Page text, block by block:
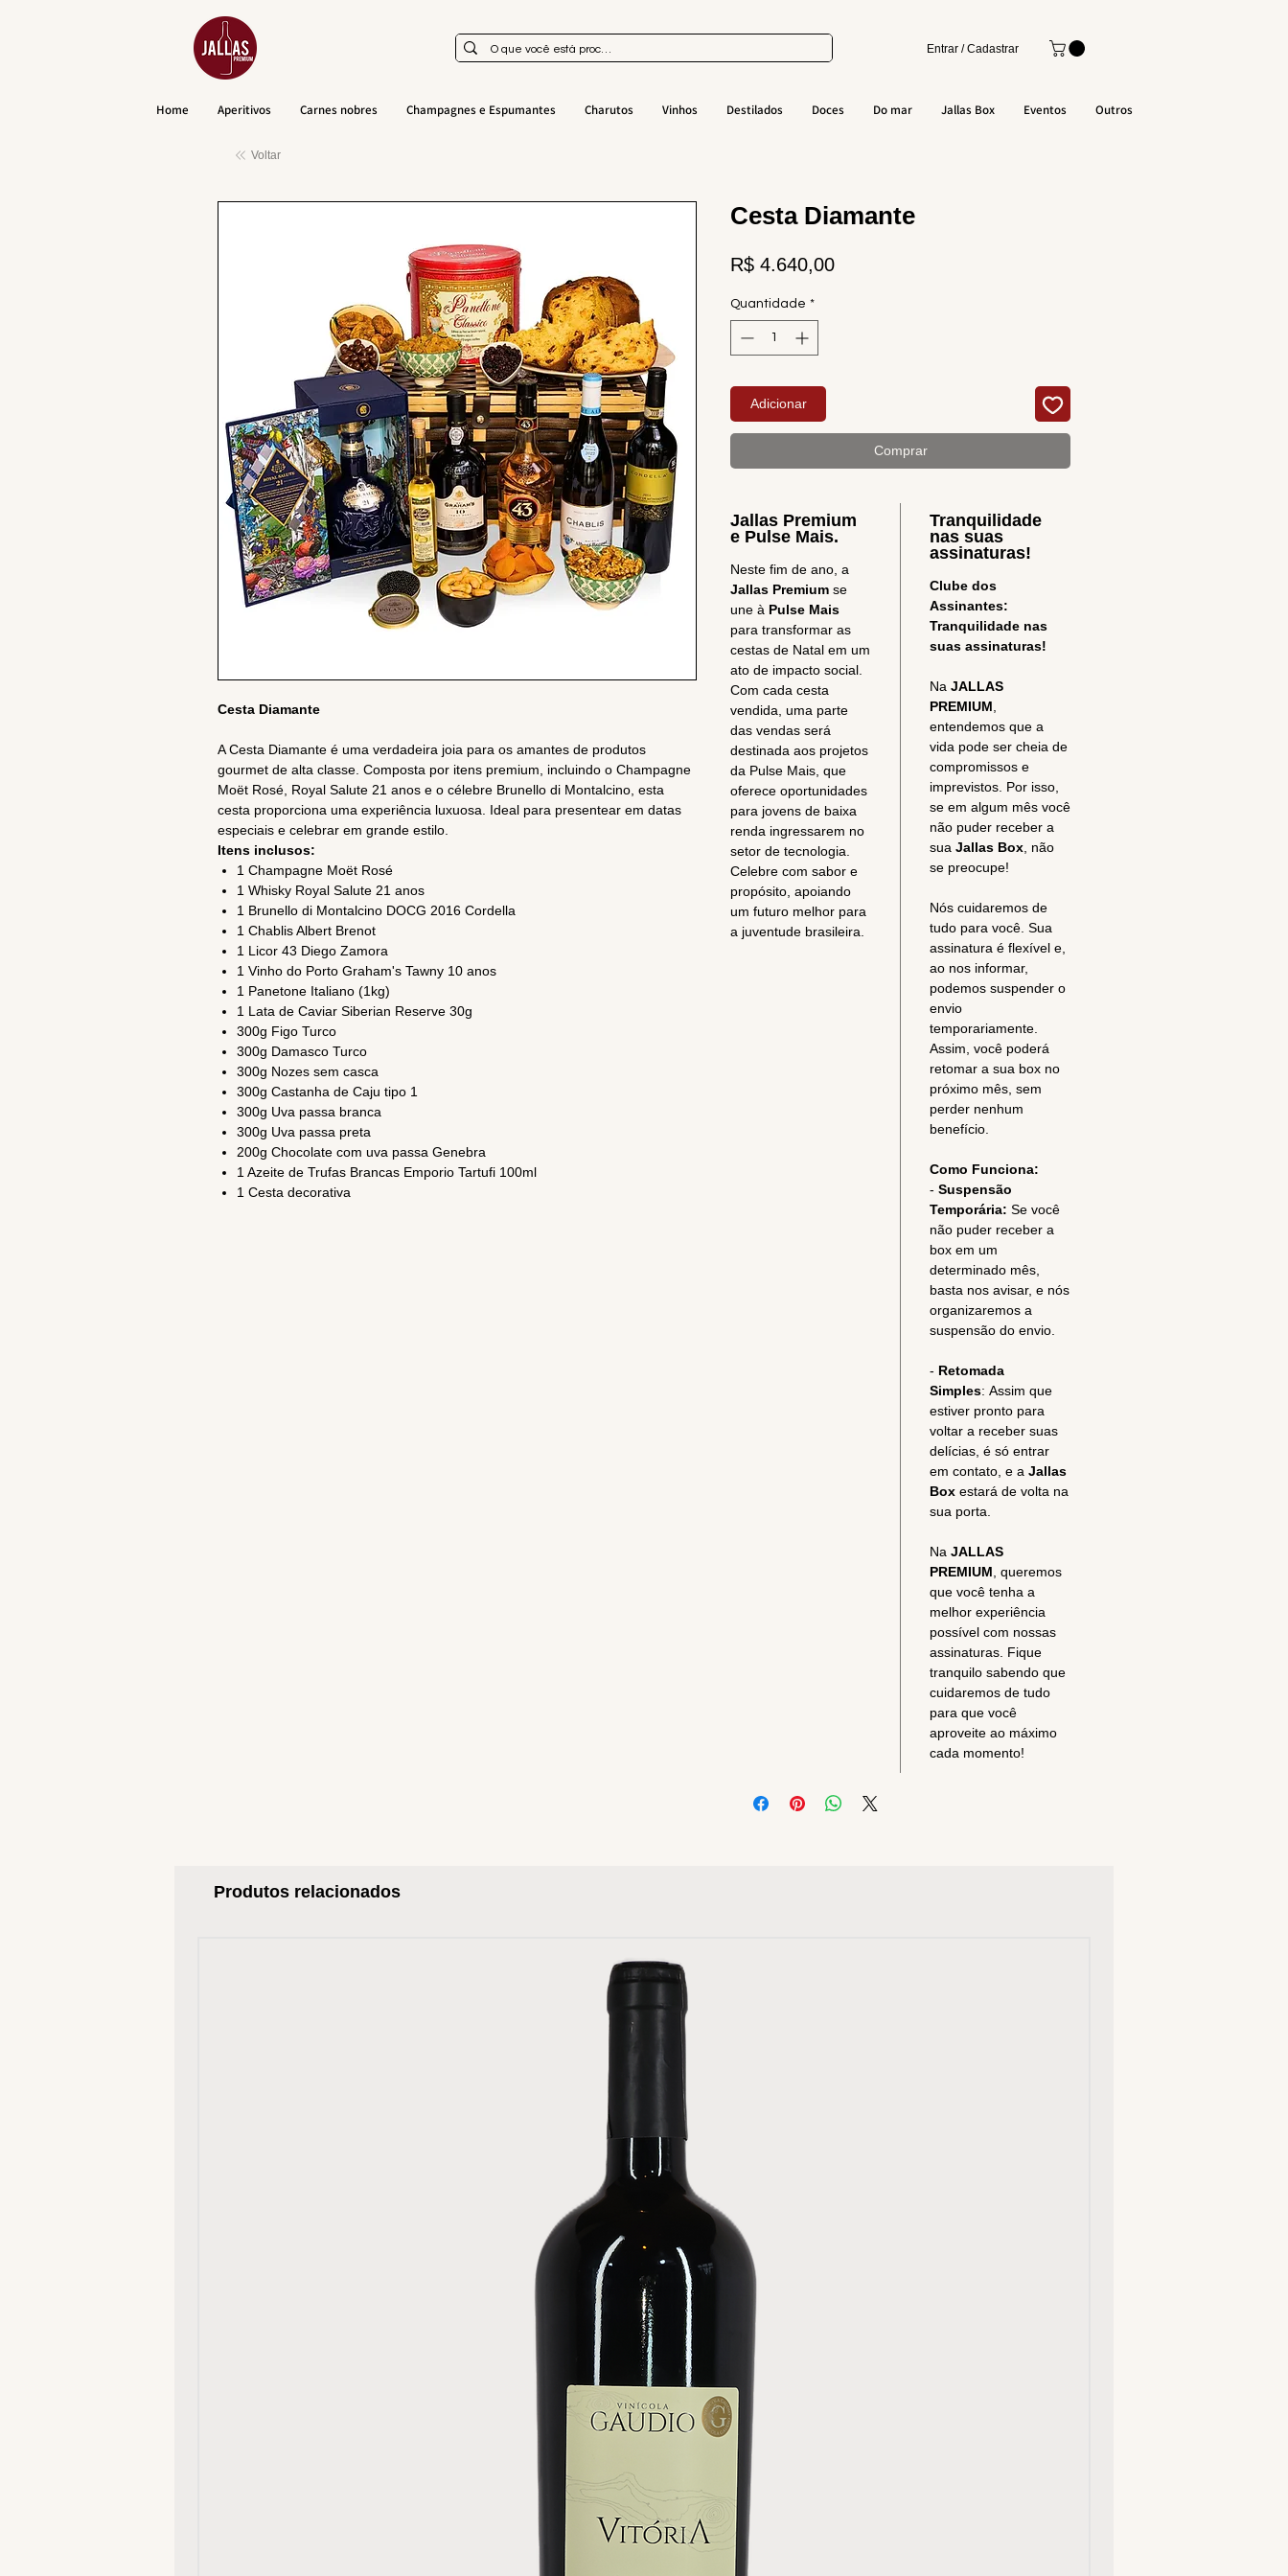
Entrar / Cadastrar
Home Aperitivos Carnes nobres Champagnes e Espumantes Charutos Vinhos Destilados Doces Do mar Jallas Box Eventos Outros
Voltar
Cesta Diamante
A Cesta Diamante é uma verdadeira joia para os amantes de produtos
gourmet de alta classe. Composta por itens premium, incluindo o Champagne
Moët Rosé, Royal Salute 21 anos e o célebre Brunello di Montalcino, esta
cesta proporciona uma experiência luxuosa. Ideal para presentear em datas
especiais e celebrar em grande estilo.
Itens inclusos:
1 Champagne Moët Rosé
1 Whisky Royal Salute 21 anos
1 Brunello di Montalcino DOCG 2016 Cordella
1 Chablis Albert Brenot
1 Licor 43 Diego Zamora
1 Vinho do Porto Graham's Tawny 10 anos
1 Panetone Italiano (1kg)
1 Lata de Caviar Siberian Reserve 30g
300g Figo Turco
300g Damasco Turco
300g Nozes sem casca
300g Castanha de Caju tipo 1
300g Uva passa branca
300g Uva passa preta
200g Chocolate com uva passa Genebra
1 Azeite de Trufas Brancas Emporio Tartufi 100ml
1 Cesta decorativa
Cesta Diamante
R$ 4.640,00Preço
Quantidade *
Adicionar
Comprar
Jallas Premium
e Pulse Mais.
Neste fim de ano, a
Jallas Premium se
une à Pulse Mais
para transformar as
cestas de Natal em um
ato de impacto social.
Com cada cesta
vendida, uma parte
das vendas será
destinada aos projetos
da Pulse Mais, que
oferece oportunidades
para jovens de baixa
renda ingressarem no
setor de tecnologia.
Celebre com sabor e
propósito, apoiando
um futuro melhor para
a juventude brasileira.
Tranquilidade
nas suas
assinaturas!
Clube dos
Assinantes:
Tranquilidade nas
suas assinaturas!
Na JALLAS
PREMIUM
entendemos que a
vida pode ser cheia de
compromissos e
imprevistos. Por isso,
se em algum mês você
não puder receber a
sua Jallas Box, não
se preocupe!
Nós cuidaremos de
tudo para você. Sua
assinatura é flexível e,
ao nos informar,
podemos suspender o
envio
temporariamente.
Assim, você poderá
retomar a sua box no
próximo mês, sem
perder nenhum
benefício.
Como Funciona:
- Suspensão
Temporária: Se você
não puder receber a
box em um
determinado mês,
basta nos avisar, e nós
organizaremos a
suspensão do envio.
- Retomada
Simples: Assim que
estiver pronto para
voltar a receber suas
delícias, é só entrar
em contato, e a Jallas
Boxestará de volta na
sua porta.
Na JALLAS
PREMIUM , queremos
que você tenha a
melhor experiência
possível com nossas
assinaturas. Fique
tranquilo sabendo que
cuidaremos de tudo
para que você
aproveite ao máximo
cada momento!
Produtos relacionados